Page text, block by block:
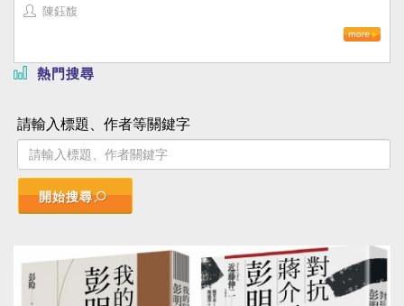
陳鈺馥
熱門搜尋
請輸入標題、作者等關鍵字
開始搜尋